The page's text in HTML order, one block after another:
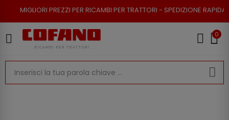
PREZZI PER RICAMBI PER TRATTORI - SPEDIZIONE RAPIDA - RESO
0